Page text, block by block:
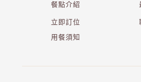
餐點介紹
立即訂位
用餐須知